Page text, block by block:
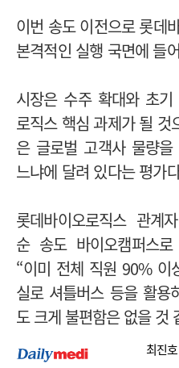
이번 송도 이전으로 롯데
본격적인 실행 국면에 들
시장은 수주 확대와 초
로직스 핵심 과제가 될 것
은 글로벌 고객사 물량
느냐에 달려 있다는 평가
롯데바이오로직스 관
순 송도 바이오캠퍼스로
“이미 전체 직원 90% 이
실로 셔틀버스 등을 활용
도 크게 불편함은 없을 것
최진